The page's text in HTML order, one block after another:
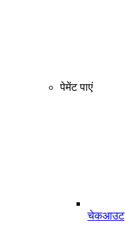
पेमेंट पाएं
चेकआउट